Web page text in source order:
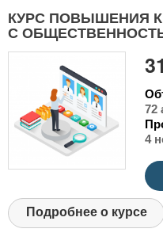
КУРС ПОВЫШЕНИЯ
С
72
4
Подробнее о курсе